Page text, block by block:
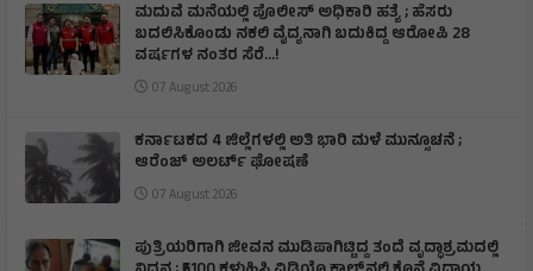
ಮದುವೆ ಮನೆಯಲ್ಲಿ ಪೊಲೀಸ್ ಅಧಿಕಾರಿ ಹತ್ಯೆ ; ಹೆಸರು
ಬದಲಿಸಿಕೊಂಡು ನಕಲಿ ವೈದ್ಯನಾಗಿ ಬದುಕಿದ್ದ ಆರೋಪಿ 28
ವರ್ಷಗಳ ನಂತರ ಸೆರೆ…!
07 August 2026
ಕರ್ನಾಟಕದ 4 ಜಿಲ್ಲೆಗಳಲ್ಲಿ ಅತಿ ಭಾರಿ ಮಳೆ ಮುನ್ಸೂಚನೆ ;
ಆರೆಂಜ್‌ ಅಲರ್ಟ್‌ ಘೋಷಣೆ
07 August 2026
ಪುತ್ರಿಯರಿಗಾಗಿ ಜೀವನ ಮುಡಿಪಾಗಿಟ್ಟಿದ್ದ ತಂದೆ ವೃದ್ಧಾಶ್ರಮದಲ್ಲಿ